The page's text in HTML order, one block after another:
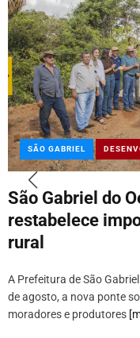
SÃO GABRIEL
São Gabriel do
restabelece
rural
A Prefeitura de São
de agosto, a nova ponte
moradores e produtores